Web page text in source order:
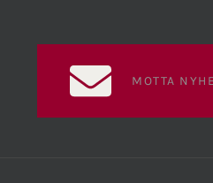
MOTTA